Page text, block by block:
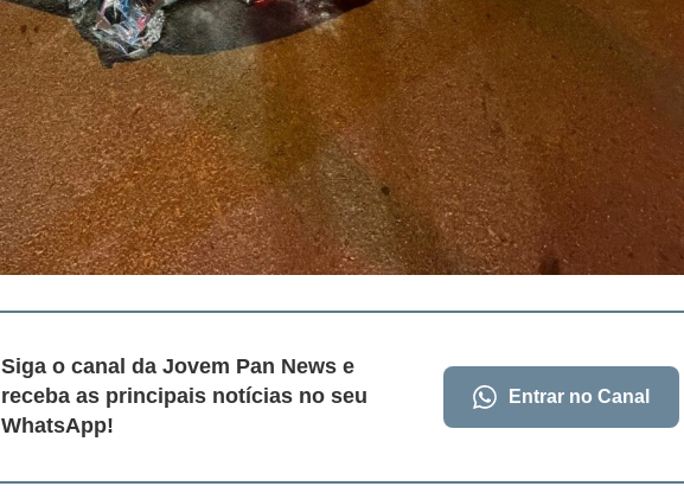
Siga o canal da Jovem Pan News e
receba as principais notícias no seu
WhatsApp!
Entrar no Canal